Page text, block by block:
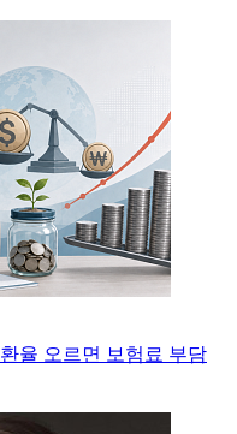
율 오르면 보험료 부담